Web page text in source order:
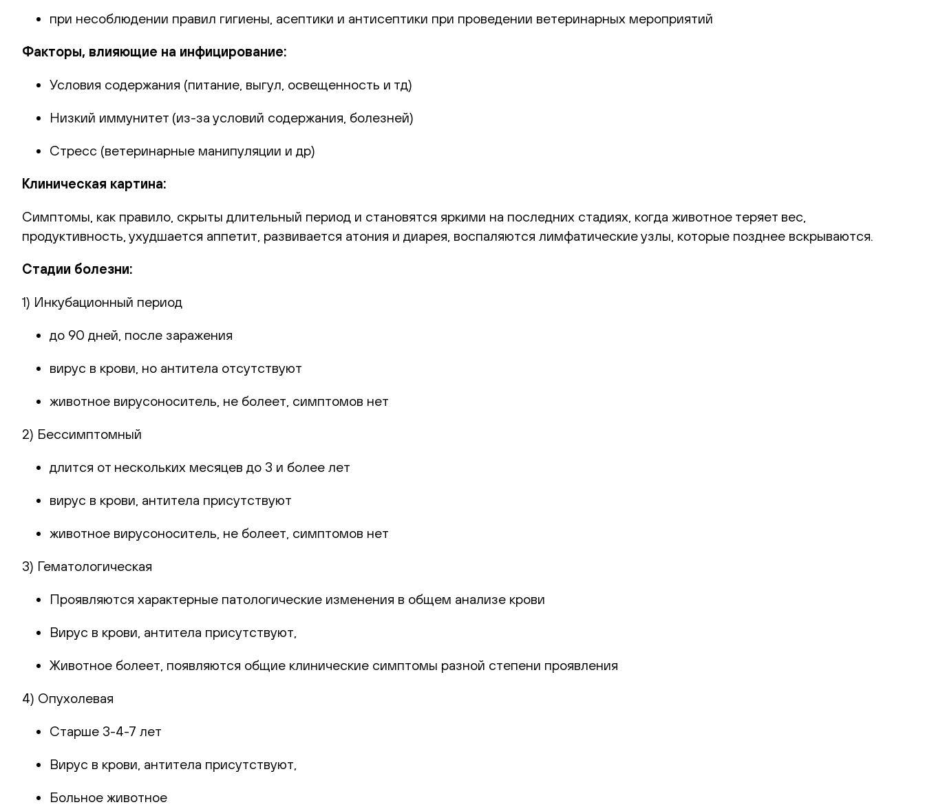
при несоблюдении правил гигиены, асептики и антисептики при проведении ветеринарных мероприятий
Факторы, влияющие на инфицирование:
Условия содержания (питание, выгул, освещенность и тд)
Низкий иммунитет (из-за условий содержания, болезней)
Стресс (ветеринарные манипуляции и др)
Клиническая картина:
Симптомы, как правило, скрыты длительный период и становятся яркими на последних стадиях, когда животное теряет вес,
продуктивность, ухудшается аппетит, развивается атония и диарея, воспаляются лимфатические узлы, которые позднее вскрываются.
Стадии болезни:
1) Инкубационный период
до 90 дней, после заражения
вирус в крови, но антитела отсутствуют
животное вирусоноситель, не болеет, симптомов нет
2) Бессимптомный
длится от нескольких месяцев до 3 и более лет
вирус в крови, антитела присутствуют
животное вирусоноситель, не болеет, симптомов нет
3) Гематологическая
Проявляются характерные патологические изменения в общем анализе крови
Вирус в крови, антитела присутствуют,
Животное болеет, появляются общие клинические симптомы разной степени проявления
4) Опухолевая
Старше 3-4-7 лет
Вирус в крови, антитела присутствуют,
Больное животное